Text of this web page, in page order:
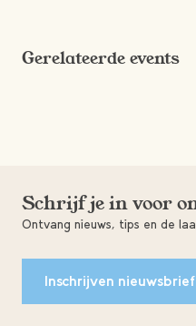
Gerelateerde events
Schrijf je in voor
Ontvang nieuws, tips en de
Inschrijven nieuwsbrief